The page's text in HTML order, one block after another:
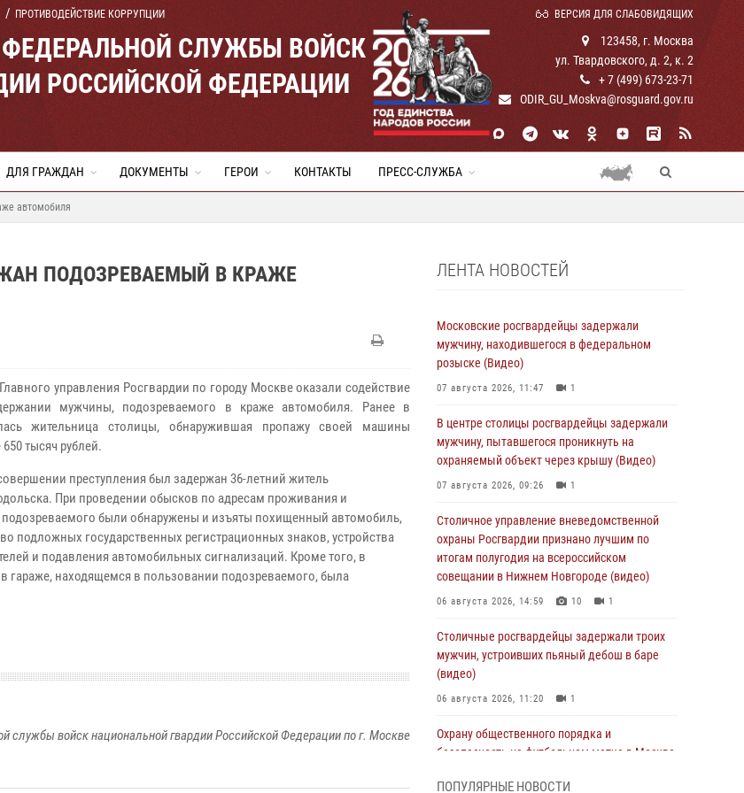
ПРОТИВОДЕЙСТВИЕ КОРРУПЦИИ ВЕРСИЯ ДЛЯ СЛАБОВИДЯЩИХ
ФЕДЕРАЛЬНОЙ СЛУЖБЫ ВОЙСК
РОССИЙСКОЙ ФЕДЕРАЦИИ
123458, г. Москва
ул. Твардовского, д. 2, к. 2
+ 7 (499) 673-23-71
ODIR_GU_Moskva@rosguard.gov.ru
ДЛЯ ГРАЖДАН ДОКУМЕНТЫ ГЕРОИ КОНТАКТЫ ПРЕСС-СЛУЖБА
автомобиля
ПОДОЗРЕВАЕМЫЙ В КРАЖЕ
управления Росгвардии по городу Москве оказали содействие
мужчины, подозреваемого в краже автомобиля. Ранее в
жительница столицы, обнаружившая пропажу своей машины
тысяч рублей.
преступления был задержан 36-летний житель
При проведении обысков по адресам проживания и
были обнаружены и изъяты похищенный автомобиль,
подложных государственных регистрационных знаков, устройства
и подавления автомобильных сигнализаций. Кроме того, в
в гараже, находящемся в пользовании подозреваемого, была
службы войск национальной гвардии Российской Федерации по г. Москве
ЛЕНТА НОВОСТЕЙ
Московские росгвардейцы задержали
мужчину, находившегося в федеральном
розыске (Видео)
07 августа 2026, 11:47 1
В центре столицы росгвардейцы задержали
мужчину, пытавшегося проникнуть на
охраняемый объект через крышу (Видео)
07 августа 2026, 09:26 1
Столичное управление вневедомственной
охраны Росгвардии признано лучшим по
итогам полугодия на всероссийском
совещании в Нижнем Новгороде (видео)
06 августа 2026, 14:59 10 1
Столичные росгвардейцы задержали троих
мужчин, устроивших пьяный дебош в баре
(видео)
06 августа 2026, 11:20 1
Охрану общественного порядка и
безопасность на футбольном матче в Москве
ПОПУЛЯРНЫЕ НОВОСТИ